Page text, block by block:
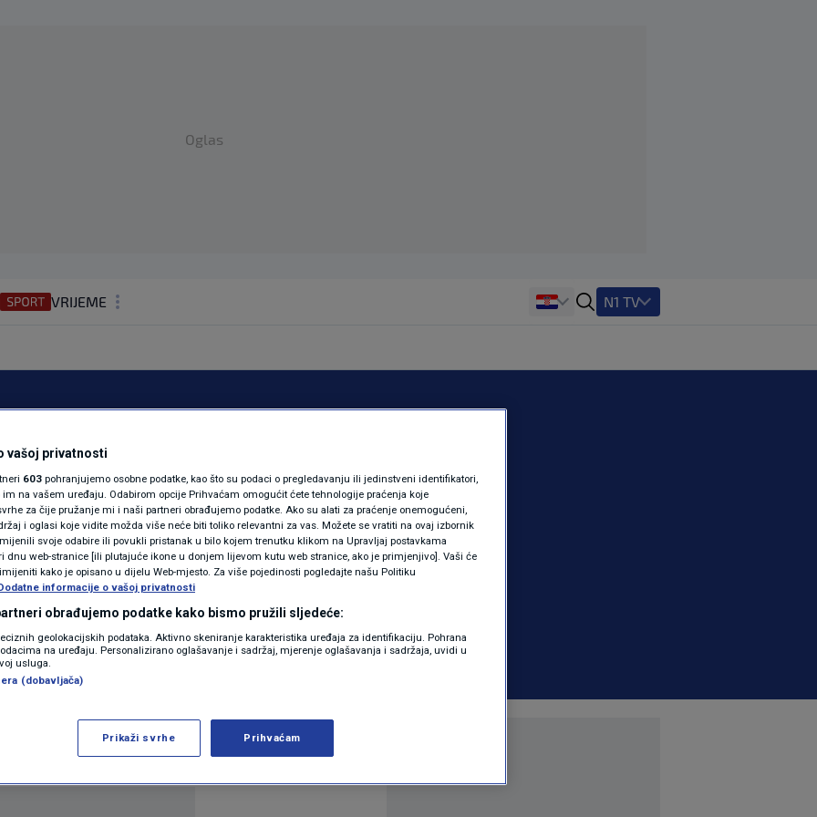
Oglas
VRIJEME
REGIJA
MAGAZIN
KOLUMNE
N1(DIS)INFO
KLIMATSKE PROMJENE
FOTO
VIDEO
N1 TV
ste k'o
ćete i dalje!
VIJESTI | 9 komentara
Više
novu sjednicu aktualnim prijepodnevom.
vašoj privatnosti
603 pohranjujemo osobne podatke, kao što su podaci o pregledavanju ili jedinstveni identifikatori,
na vašem uređaju. Odabirom opcije Prihvaćam omogućit ćete tehnologije praćenja koje
za čije pružanje mi i naši partneri obrađujemo podatke. Ako su alati za praćenje onemogućeni,
i oglasi koje vidite možda više neće biti toliko relevantni za vas. Možete se vratiti na ovaj izbornik
svoje odabire ili povukli pristanak u bilo kojem trenutku klikom na Upravljaj postavkama
dnu web-stranice [ili plutajuće ikone u donjem lijevom kutu web stranice, ako je primjenjivo]. Vaši će
kako je opisano u dijelu Web-mjesto. Za više pojedinosti pogledajte našu Politiku
informacije o vašoj privatnosti
obrađujemo podatke kako bismo pružili sljedeće:
geolokacijskih podataka. Aktivno skeniranje karakteristika uređaja za identifikaciju. Pohrana
na uređaju. Personalizirano oglašavanje i sadržaj, mjerenje oglašavanja i sadržaja, uvidi u
usluga.
(dobavljača)
Prikaži svrhe Prihvaćam